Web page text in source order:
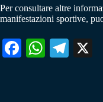
Per consultare altre
manifestazioni sportive,
Fa W
Te